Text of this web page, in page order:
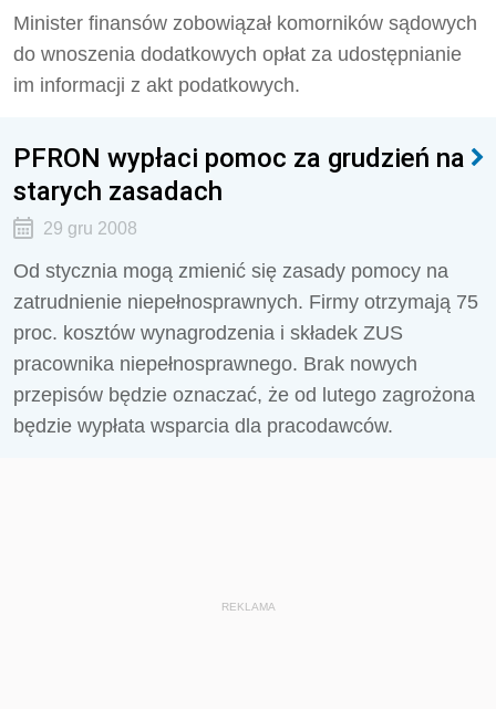
Minister finansów zobowiązał komorników sądowych
do wnoszenia dodatkowych opłat za udostępnianie
im informacji z akt podatkowych.
PFRON wypłaci pomoc za grudzień na
starych zasadach
29 gru 2008
Od stycznia mogą zmienić się zasady pomocy na
zatrudnienie niepełnosprawnych. Firmy otrzymają 75
proc. kosztów wynagrodzenia i składek ZUS
pracownika niepełnosprawnego. Brak nowych
przepisów będzie oznaczać, że od lutego zagrożona
będzie wypłata wsparcia dla pracodawców.
REKLAMA